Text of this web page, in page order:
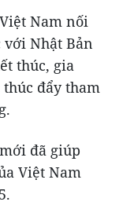
Nam nối
Nhật Bản
thúc, gia
thúc đẩy tham
đã giúp
Việt Nam